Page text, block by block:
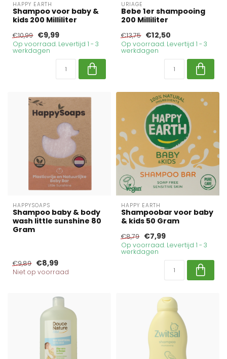
HAPPY EARTH
Shampoo voor baby &
kids 200 Milliliter
€10,99 €9,99
Op voorraad. Levertijd 1 - 3
werkdagen
URIAGE
Bebe 1er shampooing
200 Milliliter
€13,75 €12,50
Op voorraad. Levertijd 1 - 3
werkdagen
HAPPYSOAPS
Shampoo baby & body
wash little sunshine 80
Gram
€9,89 €8,99
Niet op voorraad
HAPPY EARTH
Shampoobar voor baby
& kids 50 Gram
€8,79 €7,99
Op voorraad. Levertijd 1 - 3
werkdagen